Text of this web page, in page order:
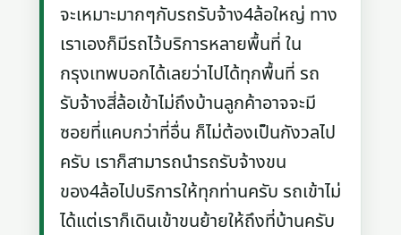
จะเหมาะมากๆกับรถรับจ้าง4ล้อใหญ่ ทาง
เราเองก็มีรถไว้บริการหลายพื้นที่ ใน
กรุงเทพบอกได้เลยว่าไปได้ทุกพื้นที่ รถ
รับจ้างสี่ล้อเข้าไม่ถึงบ้านลูกค้าอาจจะมี
ซอยที่แคบกว่าที่อื่น ก็ไม่ต้องเป็นกังวลไป
ครับ เราก็สามารถนำรถรับจ้างขน
ของ4ล้อไปบริการให้ทุกท่านครับ รถเข้าไม่
ได้แต่เราก็เดินเข้าขนย้ายให้ถึงที่บ้านครับ